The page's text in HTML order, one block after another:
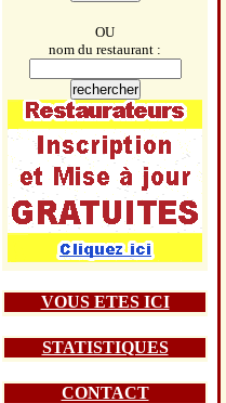
OU
nom du restaurant :
VOUS ETES ICI
STATISTIQUES
CONTACT